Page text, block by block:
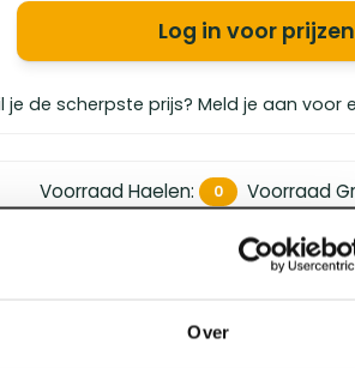
Over
Log in voor prijzen
je de scherpste prijs? Meld je aan voor
Voorraad Haelen: 0 Voorraad
vanaf € 450,- (zakelijk)
van bouwspecialisten